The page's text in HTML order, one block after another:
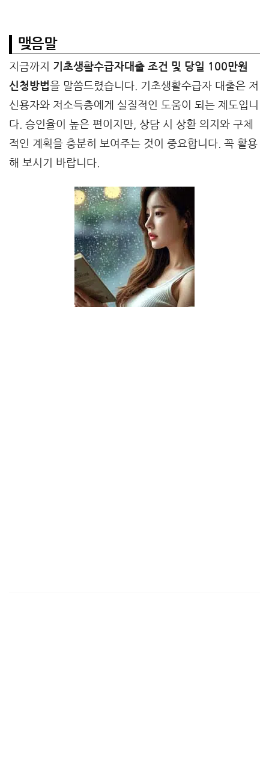
맺음말
지금까지 기초생활수급자대출 조건 및 당일 100만원
신청방법을 말씀드렸습니다. 기초생활수급자 대출은 저
신용자와 저소득층에게 실질적인 도움이 되는 제도입니
다. 승인율이 높은 편이지만, 상담 시 상환 의지와 구체
적인 계획을 충분히 보여주는 것이 중요합니다. 꼭 활용
해 보시기 바랍니다.